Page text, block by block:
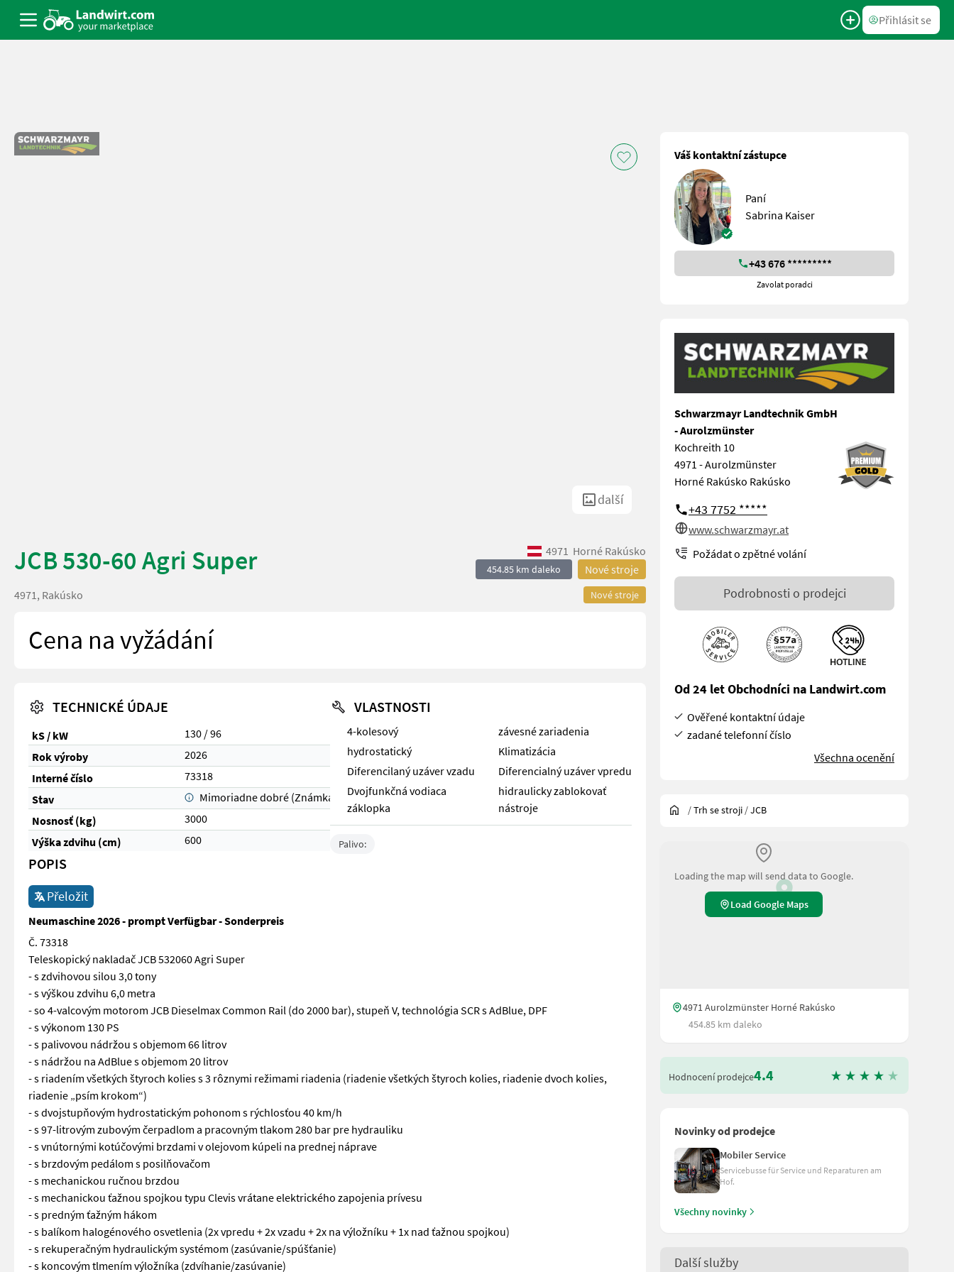
Přihlásit se
další
JCB 530-60 Agri Super 4971 Horné Rakúsko
454.85 km daleko Nové stroje
Nové stroje
4971, Rakúsko
Cena na vyžádání
TECHNICKÉ ÚDAJE
kS / kW
130 / 96
Rok výroby
2026
Interné číslo
73318
Stav
Mimoriadne dobré (Známka 1)
Nosnosť (kg)
3000
Výška zdvihu (cm)
600
VLASTNOSTI
4-kolesový
závesné zariadenia
hydrostatický
Klimatizácia
Diferencilaný uzáver vzadu
Diferencialný uzáver vpredu
Dvojfunkčná vodiaca
záklopka
hidraulicky zablokovať
nástroje
Palivo:
POPIS
Přeložit
Neumaschine 2026 - prompt Verfügbar - Sonderpreis
Č. 73318
Teleskopický nakladač JCB 532060 Agri Super
- s zdvihovou silou 3,0 tony
- s výškou zdvihu 6,0 metra
- so 4-valcovým motorom JCB Dieselmax Common Rail (do 2000 bar), stupeň V, technológia SCR s AdBlue, DPF
- s výkonom 130 PS
- s palivovou nádržou s objemom 66 litrov
- s nádržou na AdBlue s objemom 20 litrov
- s riadením všetkých štyroch kolies s 3 rôznymi režimami riadenia (riadenie všetkých štyroch kolies, riadenie dvoch kolies,
riadenie „psím krokom“)
- s dvojstupňovým hydrostatickým pohonom s rýchlosťou 40 km/h
- s 97-litrovým zubovým čerpadlom a pracovným tlakom 280 bar pre hydrauliku
- s vnútornými kotúčovými brzdami v olejovom kúpeli na prednej náprave
- s brzdovým pedálom s posilňovačom
- s mechanickou ručnou brzdou
- s mechanickou ťažnou spojkou typu Clevis vrátane elektrického zapojenia prívesu
- s predným ťažným hákom
- s balíkom halogénového osvetlenia (2x vpredu + 2x vzadu + 2x na výložníku + 1x nad ťažnou spojkou)
- s rekuperačným hydraulickým systémom (zasúvanie/spúšťanie)
- s koncovým tlmením výložníka (zdvíhanie/zasúvanie)
Váš kontaktní zástupce
Paní
Sabrina Kaiser
+43 676 *********
Zavolat poradci
Schwarzmayr Landtechnik GmbH
- Aurolzmünster
Kochreith 10
4971 - Aurolzmünster
Horné Rakúsko Rakúsko
+43 7752 *****
www.schwarzmayr.at
Požádat o zpětné volání
Podrobnosti o prodejci
Od 24 let Obchodníci na Landwirt.com
Ověřené kontaktní údaje
zadané telefonní číslo
Všechna ocenění
/Trh se stroji /JCB
Loading the map will send data to Google.
Load Google Maps
4971 Aurolzmünster Horné Rakúsko
454.85 km daleko
Hodnocení prodejce4.4
Novinky od prodejce
Mobiler Service
Servicebusse für Service und Reparaturen am
Hof.
Všechny novinky
Další služby